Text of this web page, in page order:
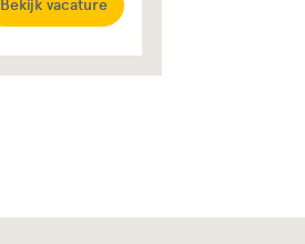
Bekijk vacature